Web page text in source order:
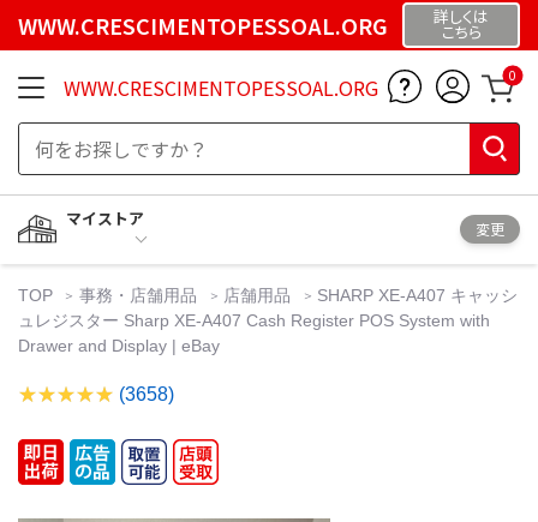
WWW.CRESCIMENTOPESSOAL.ORG 詳しくは
こちら
WWW.CRESCIMENTOPESSOAL.ORG 0
マイストア
変更
TOP 事務・店舗用品 店舗用品
SHARP XE-A407 キャッシ
ュレジスター Sharp XE-A407 Cash Register POS System with
Drawer and Display | eBay
(3658)